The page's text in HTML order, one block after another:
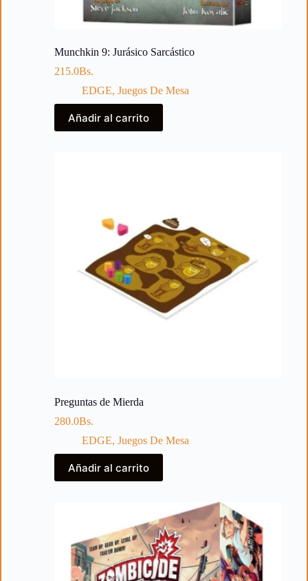
Munchkin 9: Jurásico Sarcástico
215.0Bs.
EDGE, Juegos De Mesa
Añadir al carrito
Preguntas de Mierda
280.0Bs.
EDGE, Juegos De Mesa
Añadir al carrito